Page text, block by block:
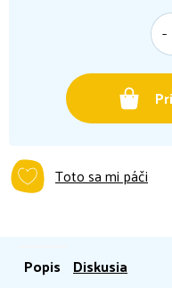
Toto sa mi páči
Popis Diskusia